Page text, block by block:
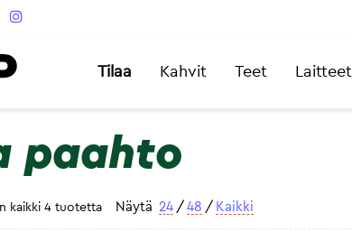
Tilaa Kahvit Teet Laitteet
paahto
kaikki 4 tuotetta Näytä 24 / 48 / Kaikki